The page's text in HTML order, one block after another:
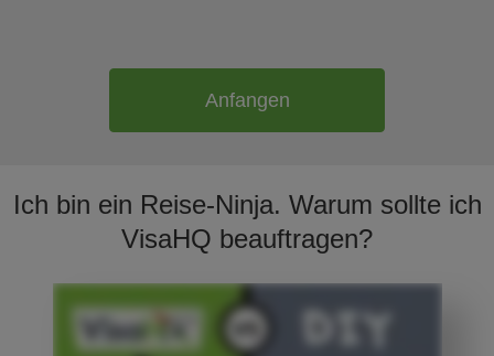
Anfangen
Ich bin ein Reise-Ninja. Warum sollte ich
VisaHQ beauftragen?